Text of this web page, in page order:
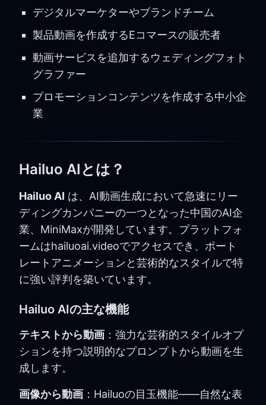
デジタルマーケターやブランドチーム
製品動画を作成するEコマースの販売者
動画サービスを追加するウェディングフォト
グラファー
プロモーションコンテンツを作成する中小企
業
Hailuo AIとは？
Hailuo AI は、AI動画生成において急速にリー
ディングカンパニーの一つとなった中国のAI企
業、MiniMaxが開発しています。プラットフォ
ームはhailuoai.videoでアクセスでき、ポート
レートアニメーションと芸術的なスタイルで特
に強い評判を築いています。
Hailuo AIの主な機能
テキストから動画 ：強力な芸術的スタイルオプ
ションを持つ説明的なプロンプトから動画を生
成します。
画像から動画 ：Hailuoの目玉機能——自然な表